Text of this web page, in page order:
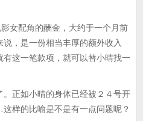
女配角的酬金，大约于一个月前
，是一份相当丰厚的额外收入
这一笔款项，就可以替小晴找一
正如小晴的身体已经被２４号开
样的比喻是不是有一点问题呢？